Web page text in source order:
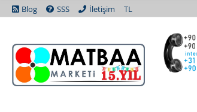
Blog SSS İletişim TL